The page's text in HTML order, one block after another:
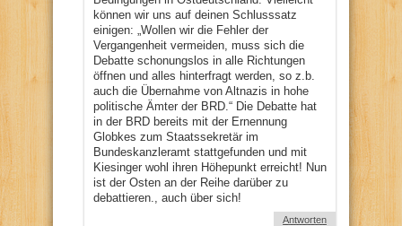
können wir uns auf deinen Schlusssatz
einigen: „Wollen wir die Fehler der
Vergangenheit vermeiden, muss sich die
Debatte schonungslos in alle Richtungen
öffnen und alles hinterfragt werden, so z.b.
auch die Übernahme von Altnazis in hohe
politische Ämter der BRD.“ Die Debatte hat
in der BRD bereits mit der Ernennung
Globkes zum Staatssekretär im
Bundeskanzleramt stattgefunden und mit
Kiesinger wohl ihren Höhepunkt erreicht! Nun
ist der Osten an der Reihe darüber zu
debattieren., auch über sich!
Antworten